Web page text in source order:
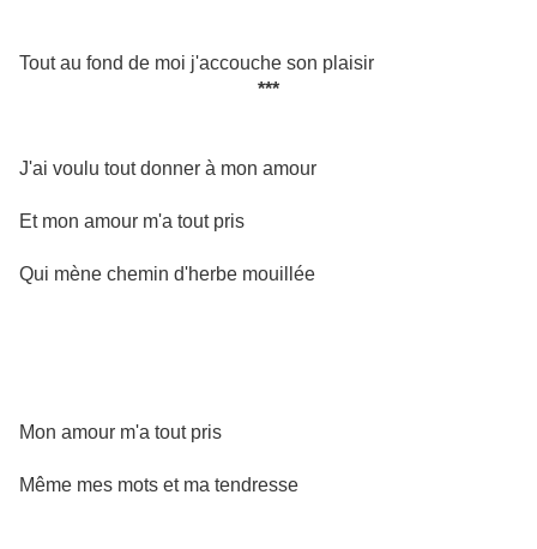
Tout au fond de moi j'accouche son plaisir
***
J'ai voulu tout donner à mon amour
Et mon amour m'a tout pris
Qui mène chemin d'herbe mouillée
Mon amour m'a tout pris
Même mes mots et ma tendresse